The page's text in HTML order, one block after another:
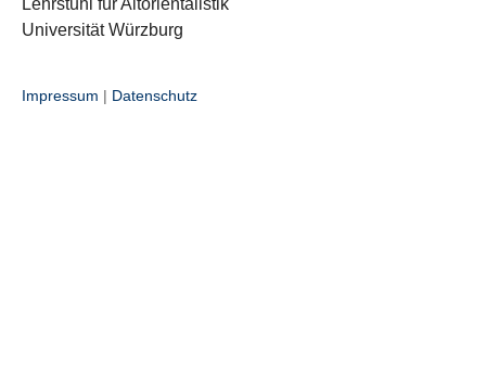
Lehrstuhl für Altorientalistik
Universität Würzburg
Impressum | Datenschutz